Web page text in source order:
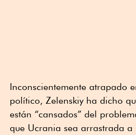
Inconscientemente atrapado
político, Zelenskiy ha dicho
están “cansados” del
que Ucrania sea arrastrada a